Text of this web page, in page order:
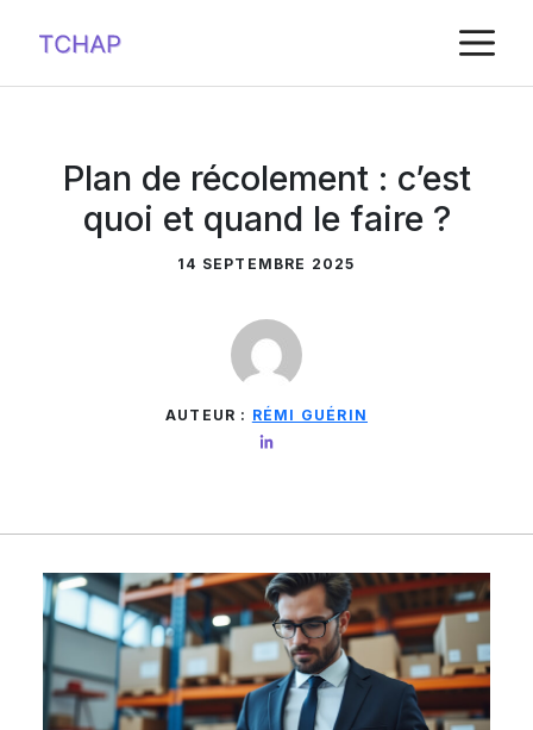
Plan de récolement : c’est
quoi et quand le faire ?
14 SEPTEMBRE 2025
AUTEUR : RÉMI GUÉRIN